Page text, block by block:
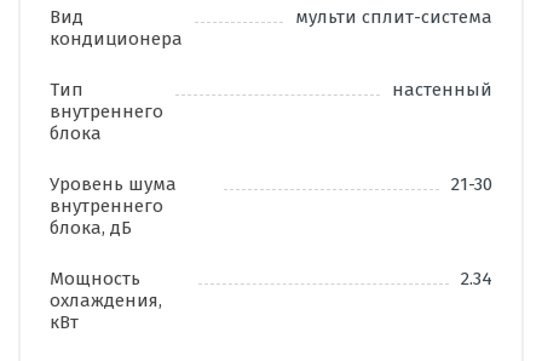
Вид
кондиционера
мульти сплит-система
Тип
внутреннего
блока
настенный
Уровень шума
внутреннего
блока, дБ
21-30
Мощность
охлаждения,
кВт
2.34